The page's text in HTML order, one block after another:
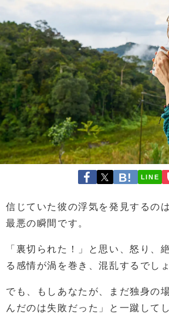
LINE
信じていた彼の浮気を発見するの
最悪の瞬間です。
「裏切られた！」と思い、怒り、
る感情が渦を巻き、混乱するでしょ
でも、もしあなたが、まだ独身の
んだのは失敗だった」と一蹴して